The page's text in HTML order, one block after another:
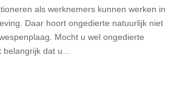
als werknemers kunnen werken in
Daar hoort ongedierte natuurlijk niet
Mocht u wel ongedierte
belangrijk dat u…